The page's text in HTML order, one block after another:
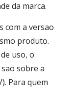
da marca.
com a versao
produto.
uso, o
sobre a
Para quem